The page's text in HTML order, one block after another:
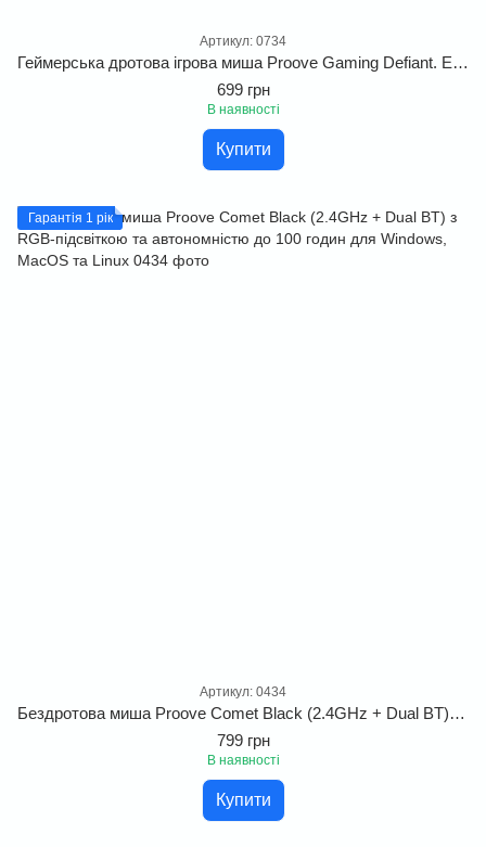
Артикул: 0734
Геймерська дротова ігрова миша Proove Gaming Defiant. Ергономічна миша з футуристичним дизайном та RGB-підсвіткою
699 грн
В наявності
Купити
Гарантія 1 рік
Артикул: 0434
Бездротова миша Proove Comet Black (2.4GHz + Dual BT) з RGB-підсвіткою та автономністю до 100 годин для Windows, MacOS та Linux
799 грн
В наявності
Купити